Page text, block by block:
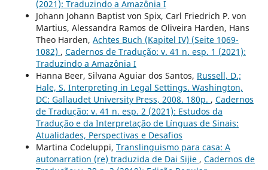
(2021): Traduzindo a Amazônia I
Johann Johann Baptist von Spix, Carl Friedrich P. von
Martius, Alessandra Ramos de Oliveira Harden, Hans
Theo Harden, Achtes Buch (Kapitel IV) (Seite 1069-
1082) , Cadernos de Tradução: v. 41 n. esp. 1 (2021):
Traduzindo a Amazônia I
Hanna Beer, Silvana Aguiar dos Santos, Russell, D.;
Hale, S. Interpreting in Legal Settings. Washington,
DC: Gallaudet University Press, 2008. 180p. , Cadernos
de Tradução: v. 41 n. esp. 2 (2021): Estudos da
Tradução e da Interpretação de Línguas de Sinais:
Atualidades, Perspectivas e Desafios
Martina Codeluppi, Translinguismo para casa: A
autonarration (re) traduzida de Dai Sijie , Cadernos de